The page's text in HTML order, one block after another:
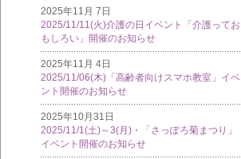
2025年11月 7日
2025/11/11(火)介護の日イベント「介護ってお
もしろい」開催のお知らせ
2025年11月 4日
2025/11/06(木)「高齢者向けスマホ教室」イベ
ント開催のお知らせ
2025年10月31日
2025/11/1(土)～3(月)・「さっぽろ菊まつり」
イベント開催のお知らせ